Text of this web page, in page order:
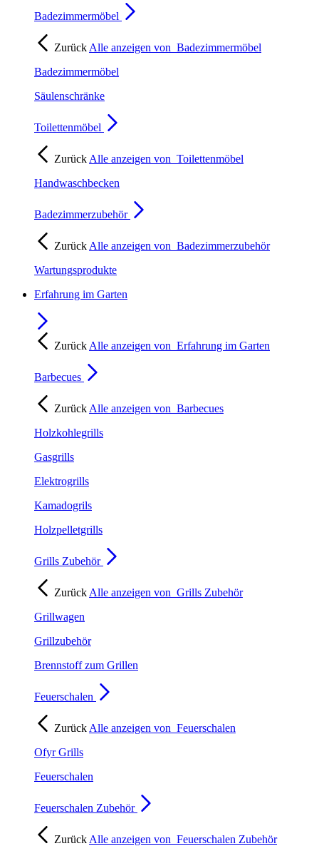
Badezimmermöbel
Zurück Alle anzeigen von Badezimmermöbel
Badezimmermöbel
Säulenschränke
Toilettenmöbel
Zurück Alle anzeigen von Toilettenmöbel
Handwaschbecken
Badezimmerzubehör
Zurück Alle anzeigen von Badezimmerzubehör
Wartungsprodukte
Erfahrung im Garten
Zurück Alle anzeigen von Erfahrung im Garten
Barbecues
Zurück Alle anzeigen von Barbecues
Holzkohlegrills
Gasgrills
Elektrogrills
Kamadogrils
Holzpelletgrills
Grills Zubehör
Zurück Alle anzeigen von Grills Zubehör
Grillwagen
Grillzubehör
Brennstoff zum Grillen
Feuerschalen
Zurück Alle anzeigen von Feuerschalen
Ofyr Grills
Feuerschalen
Feuerschalen Zubehör
Zurück Alle anzeigen von Feuerschalen Zubehör